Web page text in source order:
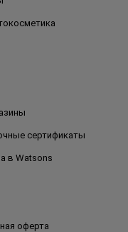
сертификаты
в Watsons
оферта